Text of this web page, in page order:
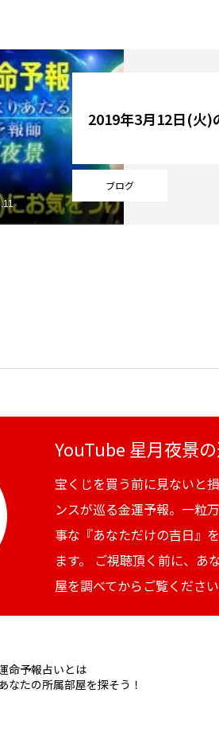
Store
ブログ
2019年3月12日(火)
YouTube 星月夜景
宝くじを買う前に見ないと
ンスが巡る金運予報。一粒
事な『あなただけの吉日』
ます。 ご視聴頂く前に、あ
屋を調べてからご覧ください
命予報占いとは
あなたの所属部屋を探そう！